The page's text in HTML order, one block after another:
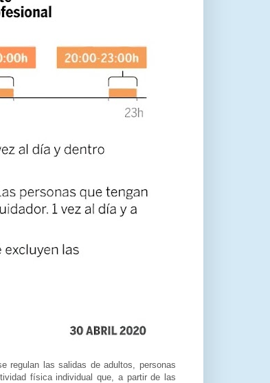
regulan las salidas de adultos, personas
física individual que, a partir de las